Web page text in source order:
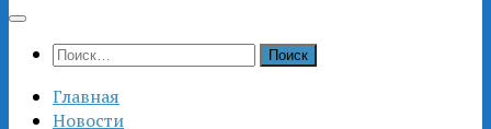
Найти:
Главная
Новости